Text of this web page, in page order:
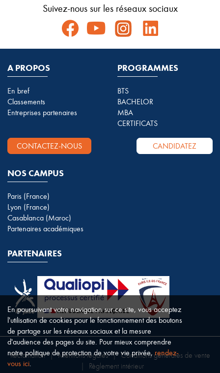
Suivez-nous sur les réseaux sociaux
A PROPOS
En bref
Classements
Entreprises partenaires
PROGRAMMES
BTS
BACHELOR
MBA
CERTIFICATS
CONTACTEZ-NOUS CANDIDATEZ
NOS CAMPUS
Paris (France)
Lyon (France)
Casablanca (Maroc)
Partenaires académiques
PARTENAIRES
Réclamation | Mentions légales | Conditions générales de vente
Règlement intérieur
En poursuivant votre navigation sur ce site, vous acceptez
l'utilisation de cookies pour le fonctionnement des boutons
de partage sur les réseaux sociaux et la mesure
d'audience des pages du site. Pour mieux comprendre
notre politique de protection de votre vie privée,rendez-
vous ici.